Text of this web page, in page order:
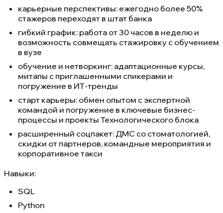
карьерные перспективы: ежегодно более 50%
стажеров переходят в штат банка
гибкий график: работа от 30 часов в неделю и
возможность совмещать стажировку с обучением
в вузе
обучение и нетворкинг: адаптационные курсы,
митапы с приглашенными спикерами и
погружение в ИТ-тренды
старт карьеры: обмен опытом с экспертной
командой и погружение в ключевые бизнес-
процессы и проекты Технологического блока
расширенный соцпакет: ДМС со стоматологией,
скидки от партнеров, командные мероприятия и
корпоративное такси
Навыки:
SQL
Python